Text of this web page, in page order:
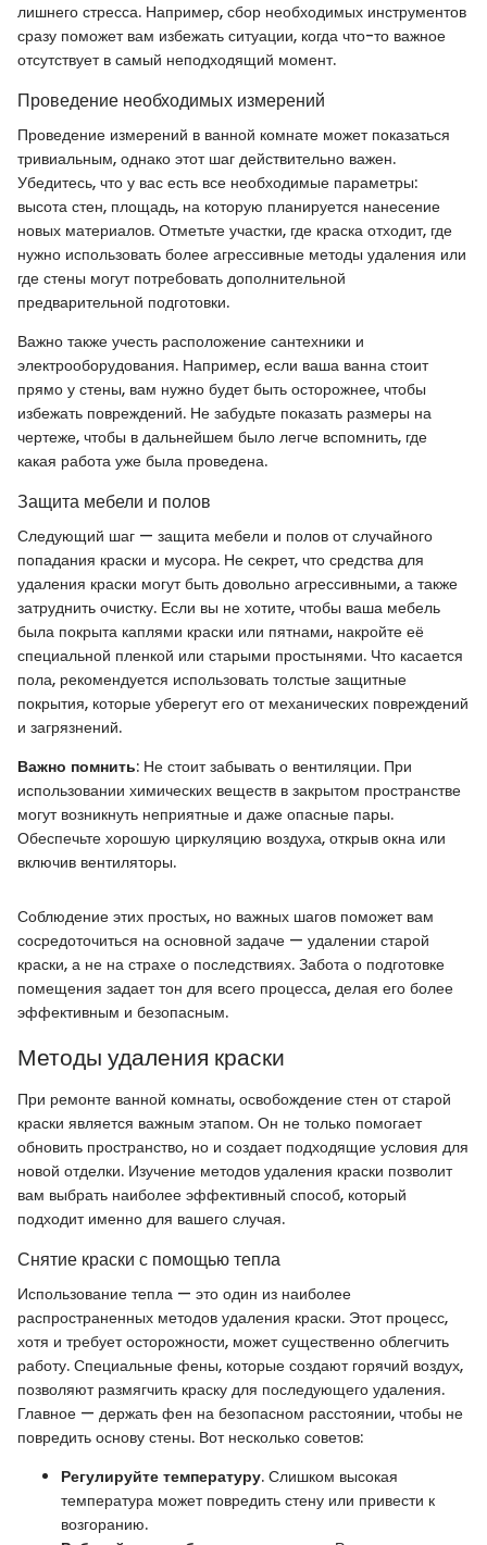
лишнего стресса. Например, сбор необходимых инструментов
сразу поможет вам избежать ситуации, когда что-то важное
отсутствует в самый неподходящий момент.
Проведение необходимых измерений
Проведение измерений в ванной комнате может показаться
тривиальным, однако этот шаг действительно важен.
Убедитесь, что у вас есть все необходимые параметры:
высота стен, площадь, на которую планируется нанесение
новых материалов. Отметьте участки, где краска отходит, где
нужно использовать более агрессивные методы удаления или
где стены могут потребовать дополнительной
предварительной подготовки.
Важно также учесть расположение сантехники и
электрооборудования. Например, если ваша ванна стоит
прямо у стены, вам нужно будет быть осторожнее, чтобы
избежать повреждений. Не забудьте показать размеры на
чертеже, чтобы в дальнейшем было легче вспомнить, где
какая работа уже была проведена.
Защита мебели и полов
Следующий шаг — защита мебели и полов от случайного
попадания краски и мусора. Не секрет, что средства для
удаления краски могут быть довольно агрессивными, а также
затруднить очистку. Если вы не хотите, чтобы ваша мебель
была покрыта каплями краски или пятнами, накройте её
специальной пленкой или старыми простынями. Что касается
пола, рекомендуется использовать толстые защитные
покрытия, которые уберегут его от механических повреждений
и загрязнений.
Важно помнить: Не стоит забывать о вентиляции. При
использовании химических веществ в закрытом пространстве
могут возникнуть неприятные и даже опасные пары.
Обеспечьте хорошую циркуляцию воздуха, открыв окна или
включив вентиляторы.
Соблюдение этих простых, но важных шагов поможет вам
сосредоточиться на основной задаче — удалении старой
краски, а не на страхе о последствиях. Забота о подготовке
помещения задает тон для всего процесса, делая его более
эффективным и безопасным.
Методы удаления краски
При ремонте ванной комнаты, освобождение стен от старой
краски является важным этапом. Он не только помогает
обновить пространство, но и создает подходящие условия для
новой отделки. Изучение методов удаления краски позволит
вам выбрать наиболее эффективный способ, который
подходит именно для вашего случая.
Снятие краски с помощью тепла
Использование тепла — это один из наиболее
распространенных методов удаления краски. Этот процесс,
хотя и требует осторожности, может существенно облегчить
работу. Специальные фены, которые создают горячий воздух,
позволяют размягчить краску для последующего удаления.
Главное — держать фен на безопасном расстоянии, чтобы не
повредить основу стены. Вот несколько советов:
Регулируйте температуру. Слишком высокая
температура может повредить стену или привести к
возгоранию.